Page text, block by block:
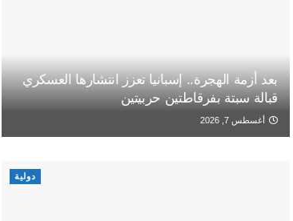
بعد أزمة الهجرة.. إسبانيا تعزز انتشارها العسكري
قبالة سبتة بفرقاطتين حربيتين
أغسطس 7, 2026
دولية